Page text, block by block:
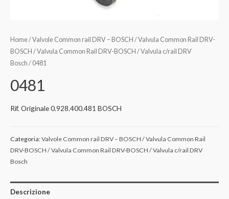
Home/Valvole Common rail DRV – BOSCH / Valvula Common Rail DRV-
BOSCH / Valvula Common Rail DRV-BOSCH / Valvula c/rail DRV
Bosch / 0481
0481
Rif. Originale 0.928.400.481 BOSCH
Categoria:Valvole Common rail DRV – BOSCH / Valvula Common Rail
DRV-BOSCH / Valvula Common Rail DRV-BOSCH / Valvula c/rail DRV
Bosch
Descrizione